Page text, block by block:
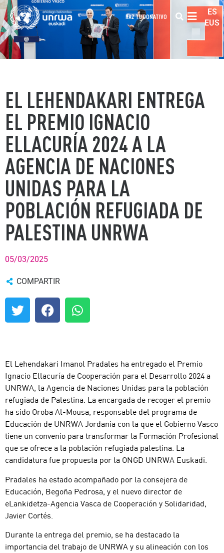
HAZ TU DONATIVO
ES
EUS
EL LEHENDAKARI ENTREGA
EL PREMIO IGNACIO
ELLACURÍA 2024 A LA
AGENCIA DE NACIONES
UNIDAS PARA LA
POBLACIÓN REFUGIADA DE
PALESTINA UNRWA
05/03/2025
COMPARTIR
El Lehendakari Imanol Pradales ha entregado el Premio
Ignacio Ellacuría de Cooperación para el Desarrollo 2024 a
UNRWA, la Agencia de Naciones Unidas para la población
refugiada de Palestina. La encargada de recoger el premio
ha sido Oroba Al-Mousa, responsable del programa de
Educación de UNRWA Jordania con la que el Gobierno Vasco
tiene un convenio para transformar la Formación Profesional
que se ofrece a la población refugiada palestina. La
candidatura fue propuesta por la ONGD UNRWA Euskadi.
Pradales ha estado acompañado por la consejera de
Educación, Begoña Pedrosa, y el nuevo director de
eLankidetza-Agencia Vasca de Cooperación y Solidaridad,
Javier Cortés.
Durante la entrega del premio, se ha destacado la
importancia del trabajo de UNRWA y su alineación con los